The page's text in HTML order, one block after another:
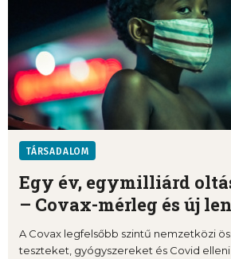
TÁRSADALOM
Egy év, egymilliárd
– Covax-mérleg és új
A Covax legfelsőbb szintű nemzetközi
teszteket, gyógyszereket és Covid elleni